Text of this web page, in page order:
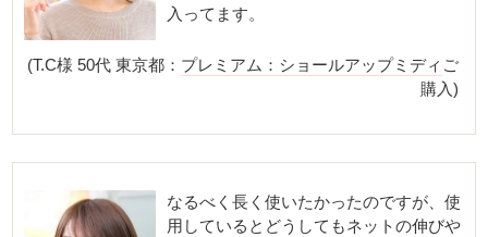
入ってます。
(T.C様 50代 東京都： プレミアム：ショールアップミディ ご
購入)
なるべく長く使いたかったのですが、使
用しているとどうしてもネットの伸びや